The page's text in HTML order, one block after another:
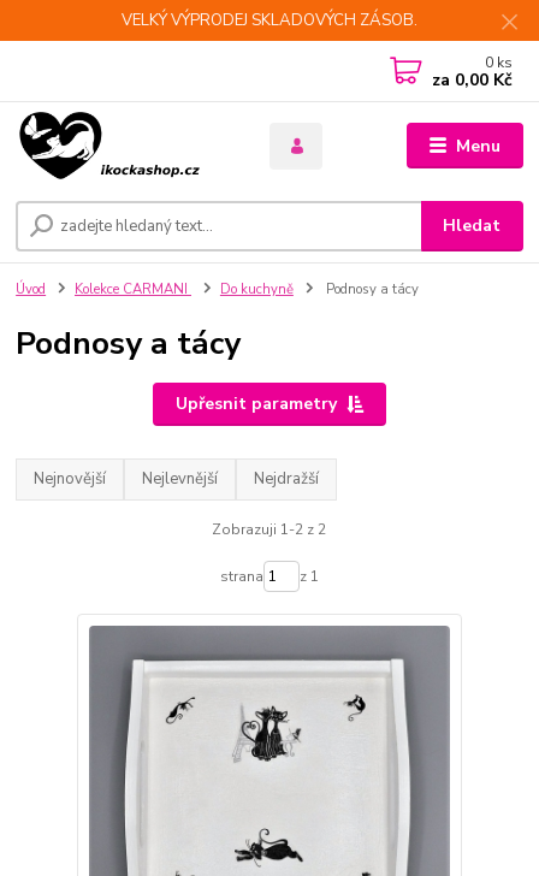
VELKÝ VÝPRODEJ SKLADOVÝCH ZÁSOB.
Menu
Hledat
0 ks
za 0,00 Kč
Úvod Kolekce CARMANI Do kuchyně Podnosy a tácy
Podnosy a tácy
Upřesnit parametry
Nejnovější Nejlevnější Nejdražší
Zobrazuji 1-2 z 2
strana z 1